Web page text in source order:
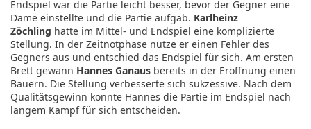
Endspiel war die Partie leicht besser, bevor der Gegner eine
Dame einstellte und die Partie aufgab. Karlheinz
Zöchling hatte im Mittel- und Endspiel eine komplizierte
Stellung. In der Zeitnotphase nutze er einen Fehler des
Gegners aus und entschied das Endspiel für sich. Am ersten
Brett gewann Hannes Ganaus bereits in der Eröffnung einen
Bauern. Die Stellung verbesserte sich sukzessive. Nach dem
Qualitätsgewinn konnte Hannes die Partie im Endspiel nach
langem Kampf für sich entscheiden.